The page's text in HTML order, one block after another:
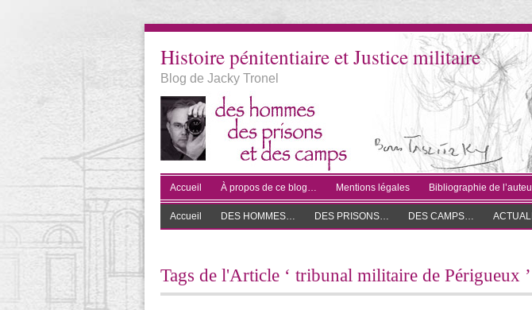
Histoire pénitentiaire et Justice militaire
Blog de Jacky Tronel
Accueil À propos de ce blog… Mentions légales Bibliographie de
Accueil DES HOMMES… DES PRISONS… DES CAMPS…
Tags de l'Article ‘ tribunal militaire de Périgueux ’